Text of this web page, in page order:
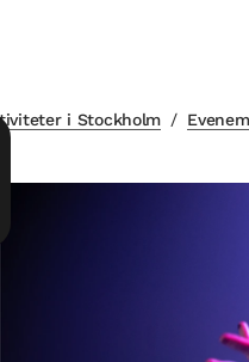
i Stockholm /